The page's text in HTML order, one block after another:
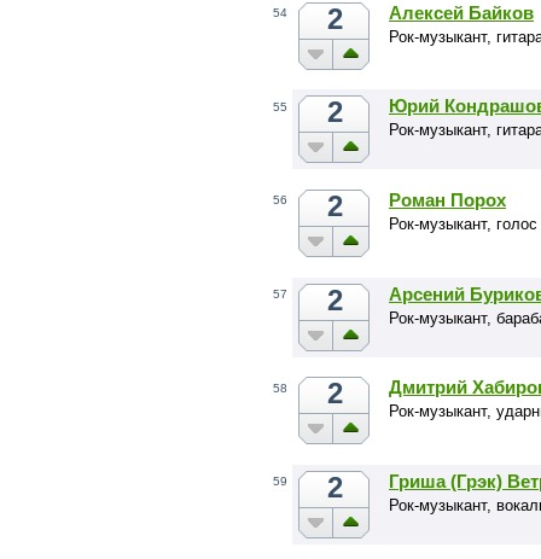
54 2 Алексей Байков
Рок-музыкант,
55 2 Юрий
Рок-музыкант,
56 2 Роман Порох
Рок-музыкант,
57 2 Арсений
Рок-музыкант,
58 2 Дмитрий
Рок-музыкант,
59 2 Гриша (Грэк)
Рок-музыкант,